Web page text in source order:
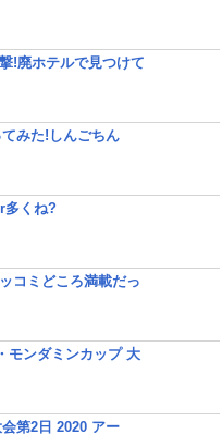
!廃ホテルで見つけて
みた!しんごちん
多くね?
コミどころ満載だっ
モンダミンカップ 大
第2日 2020 アー